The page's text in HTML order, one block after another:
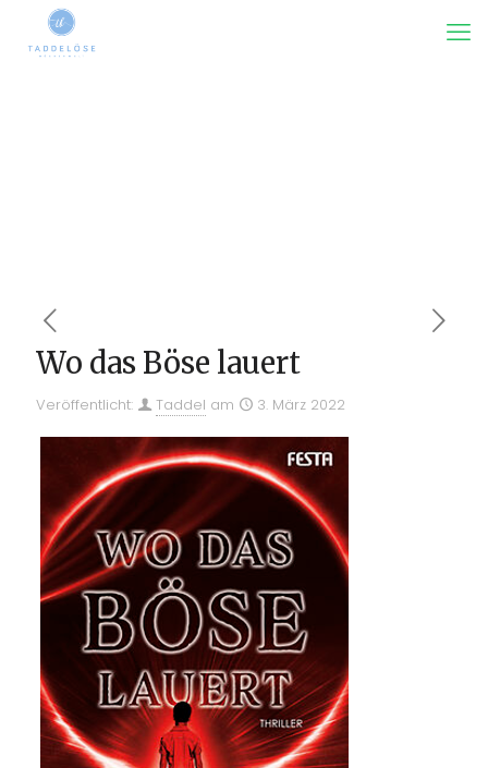
Wo das Böse lauert
Veröffentlicht: Taddel am 3. März 2022